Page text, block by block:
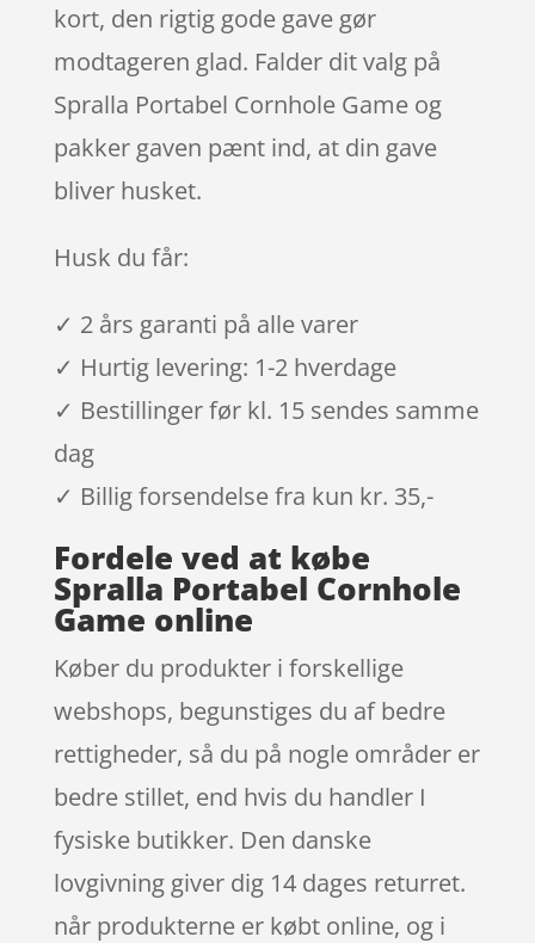
kort, den rigtig gode gave gør
modtageren glad. Falder dit valg på
Spralla Portabel Cornhole Game og
pakker gaven pænt ind, at din gave
bliver husket.
Husk du får:
✓ 2 års garanti på alle varer
✓ Hurtig levering: 1-2 hverdage
✓ Bestillinger før kl. 15 sendes samme
dag
✓ Billig forsendelse fra kun kr. 35,-
Fordele ved at købe
Spralla Portabel Cornhole
Game online
Køber du produkter i forskellige
webshops, begunstiges du af bedre
rettigheder, så du på nogle områder er
bedre stillet, end hvis du handler I
fysiske butikker. Den danske
lovgivning giver dig 14 dages returret.
når produkterne er købt online, og i